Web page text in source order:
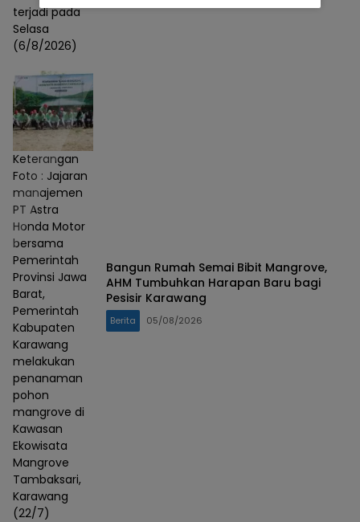
terjadi pada
Selasa
(6/8/2026)
Keterangan
Foto : Jajaran
manajemen
PT Astra
Honda Motor
bersama
Pemerintah
Provinsi Jawa
Barat,
Pemerintah
Kabupaten
Karawang
melakukan
penanaman
pohon
mangrove di
Kawasan
Ekowisata
Mangrove
Tambaksari,
Karawang
(22/7)
Bangun Rumah Semai Bibit Mangrove,
AHM Tumbuhkan Harapan Baru bagi
Pesisir Karawang
Berita 05/08/2026